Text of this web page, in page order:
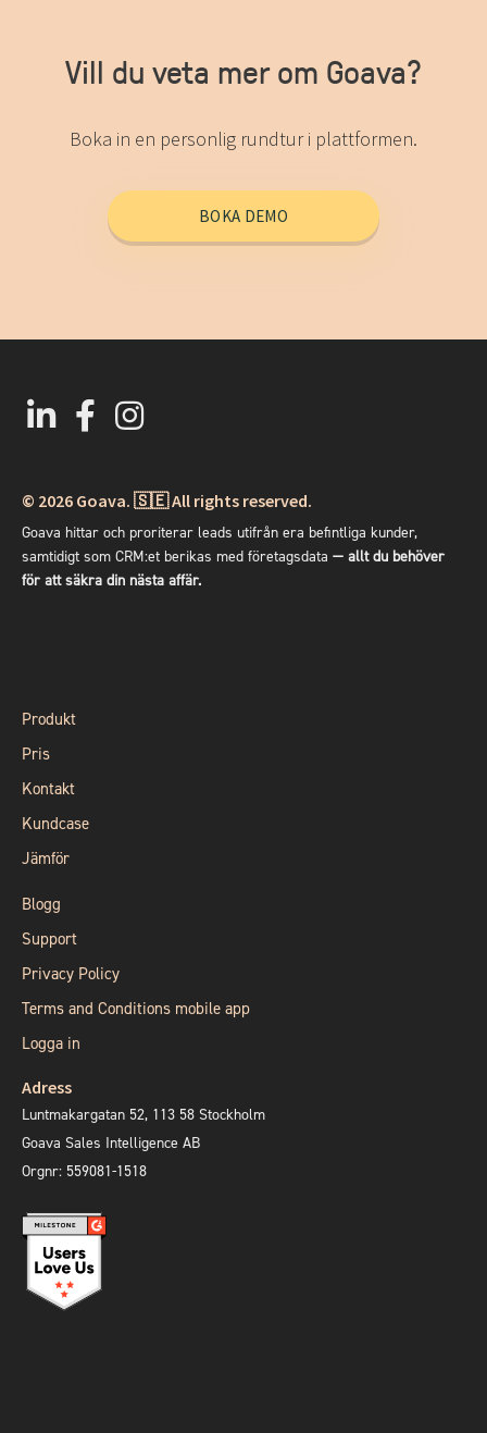
Vill du veta mer om Goava?
Boka in en personlig rundtur i plattformen.
BOKA DEMO
© 2026 Goava. 🇸🇪 All rights reserved.
Goava hittar och proriterar leads utifrån era befintliga kunder,
samtidigt som CRM:et berikas med företagsdata — allt du behöver
för att säkra din nästa affär.
Produkt
Pris
Kontakt
Kundcase
Jämför
Blogg
Support
Privacy Policy
Terms and Conditions mobile app
Logga in
Adress
Luntmakargatan 52, 113 58 Stockholm
Goava Sales Intelligence AB
Orgnr: 559081-1518